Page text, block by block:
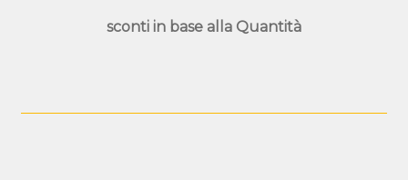
sconti in base alla Quantità